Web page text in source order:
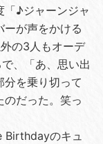
「♪ジャーンジャ
ーが声をかける
の3人もオーデ
、「あ、思い出
分を乗り切って
のだった。笑っ
Birthdayのキュ